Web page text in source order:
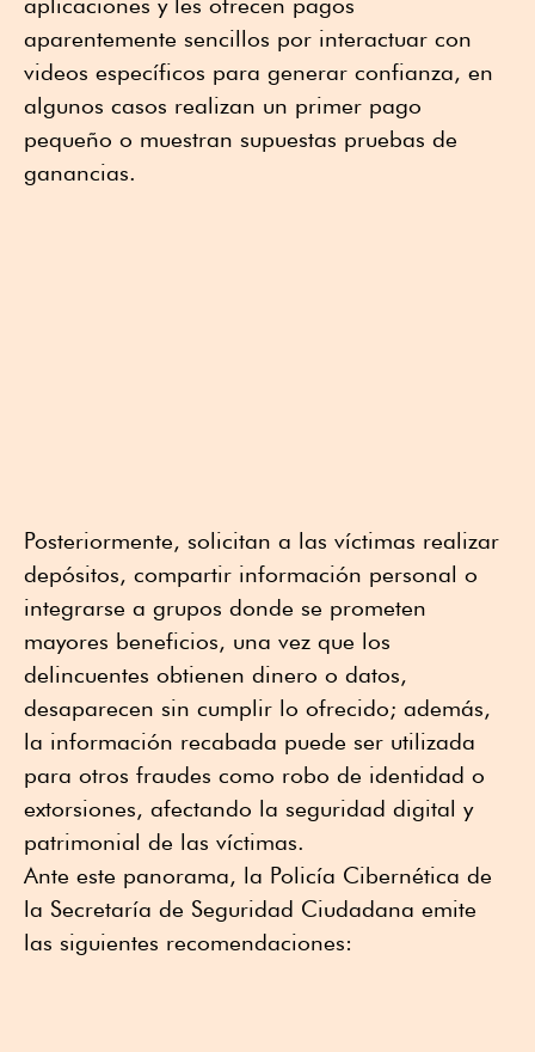
aplicaciones y les ofrecen pagos
aparentemente sencillos por interactuar con
videos específicos para generar confianza, en
algunos casos realizan un primer pago
pequeño o muestran supuestas pruebas de
ganancias.
Posteriormente, solicitan a las víctimas realizar
depósitos, compartir información personal o
integrarse a grupos donde se prometen
mayores beneficios, una vez que los
delincuentes obtienen dinero o datos,
desaparecen sin cumplir lo ofrecido; además,
la información recabada puede ser utilizada
para otros fraudes como robo de identidad o
extorsiones, afectando la seguridad digital y
patrimonial de las víctimas.
Ante este panorama, la Policía Cibernética de
la Secretaría de Seguridad Ciudadana emite
las siguientes recomendaciones: